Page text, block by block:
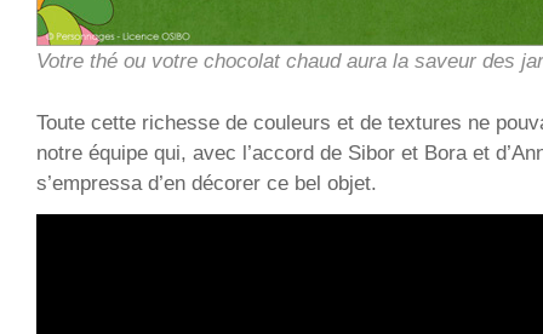
Votre thé ou votre chocolat chaud aura la saveur des
Toute cette richesse de couleurs et de textures ne
notre équipe qui, avec l’accord de Sibor et Bora et
s’empressa d’en décorer ce bel objet.